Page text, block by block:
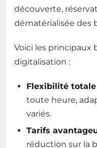
découverte,
dématérialisée des
Voici les principaux
digitalisation :
Flexibilité totale
toute heure,
variés.
Tarifs
réduction sur la